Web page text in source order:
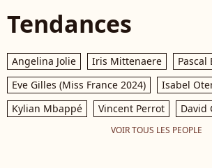
Tendances
Angelina Jolie Iris Mittenaere
Pascal
Eve Gilles (Miss France 2024)
Isabel
Kylian Mbappé
Vincent Perrot David
VOIR TOUS LES PEOPLE